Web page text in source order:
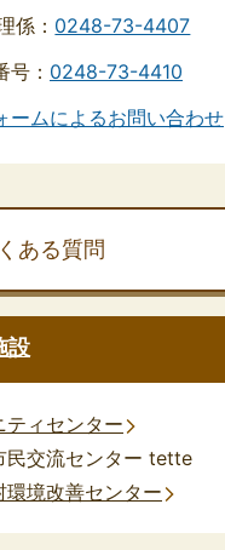
係： 0248-73-4407
号： 0248-73-4410
ームによるお問い合わせ
ある質問
設
ティセンター
民交流センター tette
環境改善センター